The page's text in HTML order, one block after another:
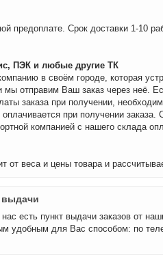
предоплате. Срок доставки 1-10
ПЭК и любые другие ТК
в своём городе, которая
отправим Ваш заказ через неё.
заказа при получении,
при получении заказа.
компанией с нашего склада
от веса и цены товара и
выдачи
есть пункт выдачи заказов от
удобным для Вас способом: по